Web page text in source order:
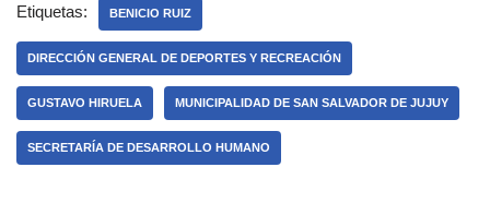
Etiquetas: BENICIO RUIZ
DIRECCIÓN GENERAL DE DEPORTES Y RECREACIÓN
GUSTAVO HIRUELA MUNICIPALIDAD DE SAN SALVADOR DE JUJUY
SECRETARÍA DE DESARROLLO HUMANO